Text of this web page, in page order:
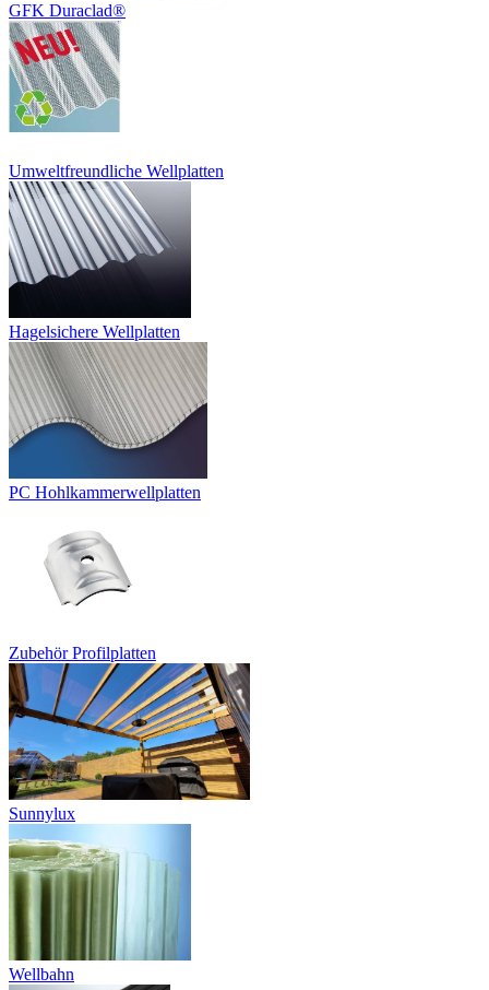
GFK Duraclad®
Umweltfreundliche Wellplatten
Hagelsichere Wellplatten
PC Hohlkammerwellplatten
Zubehör Profilplatten
Sunnylux
Wellbahn